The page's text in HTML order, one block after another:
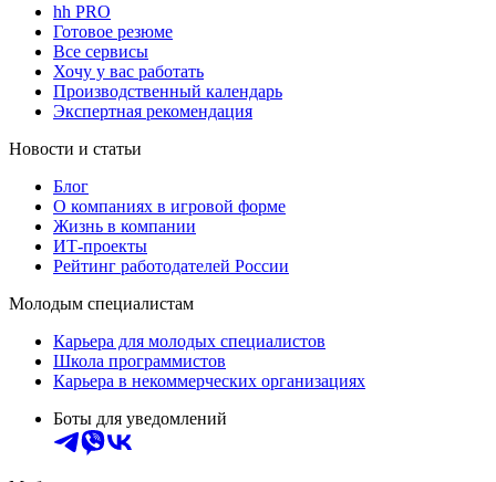
hh PRO
Готовое резюме
Все сервисы
Хочу у вас работать
Производственный календарь
Экспертная рекомендация
Новости и статьи
Блог
О компаниях в игровой форме
Жизнь в компании
ИТ-проекты
Рейтинг работодателей России
Молодым специалистам
Карьера для молодых специалистов
Школа программистов
Карьера в некоммерческих организациях
Боты для уведомлений